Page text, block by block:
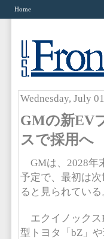
Home
Wednesday, July
GMの新EV
スで採用へ
GMは、2028年
予定で、最初は
ると見られている
エクイノックス
型トヨタ「bZ」